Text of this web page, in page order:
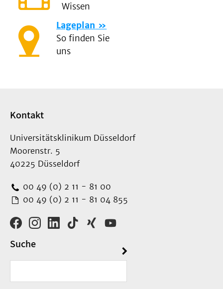
Wissen
Lageplan
So finden Sie
uns
Kontakt
Universitätsklinikum Düsseldorf
Moorenstr. 5
40225 Düsseldorf
00 49 (0) 2 11 - 81 00
00 49 (0) 2 11 - 81 04 855
Suche